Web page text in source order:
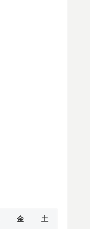
金 土